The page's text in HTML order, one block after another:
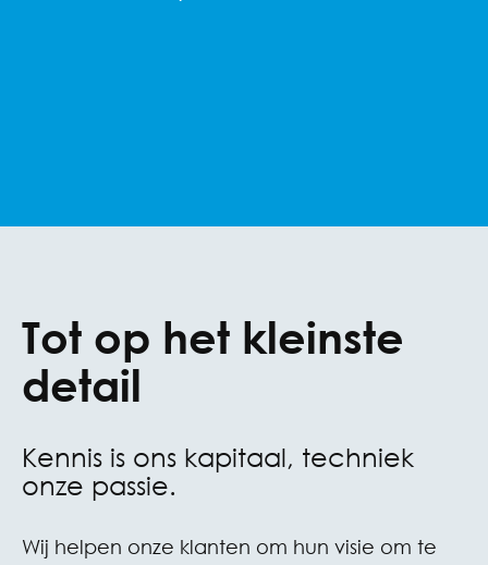
Tot op het kleinste
detail
Kennis is ons kapitaal, techniek
onze passie.
Wij helpen onze klanten om hun visie om te